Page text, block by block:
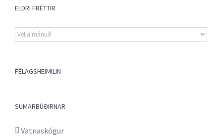
ELDRI FRÉTTIR
Eldri
fréttir
FÉLAGSHEIMILIN
SUMARBÚÐIRNAR
Vatnaskógur